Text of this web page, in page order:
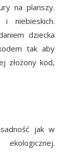
na planszy.
niebieskich.
dziecka
tak aby
złożony kod,
jak w